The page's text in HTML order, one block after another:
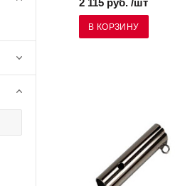
2 115 руб. /шт
В КОРЗИНУ